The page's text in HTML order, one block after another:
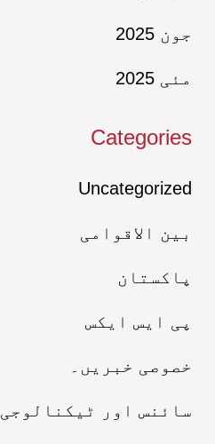
جون 2025
مئی 2025
Categories
Uncategorized
بین الاقوامی
پاکستان
پی ایس ایکس
خصوصی خبریں۔
سائنس اور ٹیکنالوجی